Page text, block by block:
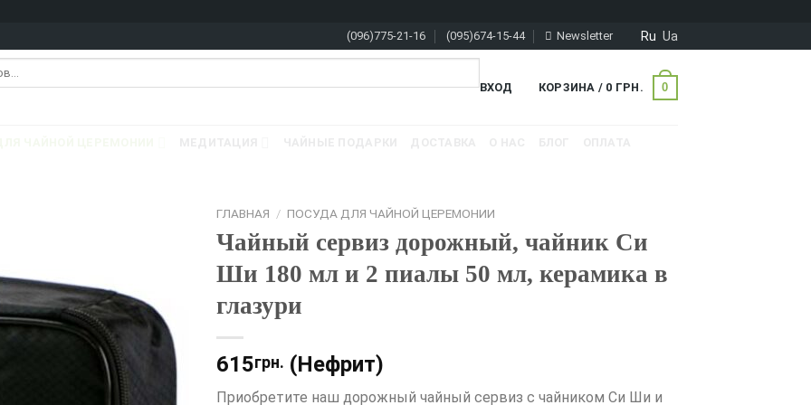
(096)775-21-16 (095)674-15-44 Newsletter Ru Ua
ВХОД КОРЗИНА / 0 ГРН. 0
ГЛАВНАЯ / ПОСУДА ДЛЯ ЧАЙНОЙ ЦЕРЕМОНИИ
Чайный сервиз дорожный, чайник Си
Ши 180 мл и 2 пиалы 50 мл, керамика в
глазури
615грн. (Нефрит)
Приобретите наш дорожный чайный сервиз с чайником Си Ши и